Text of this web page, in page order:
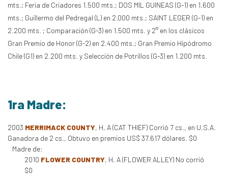
mts.; Feria de Criadores 1.500 mts.; DOS MIL GUINEAS (G-1) en 1.600
mts.; Guillermo del Pedregal (L) en 2.000 mts.; SAINT LEGER (G-1) en
2.200 mts. ; Comparación (G-3) en 1.500 mts. y 2° en los clásicos
Gran Premio de Honor (G-2) en 2.400 mts.; Gran Premio Hipódromo
Chile (G1) en 2.200 mts. y Selección de Potrillos (G-3) en 1.200 mts.
1ra Madre:
2003 MERRIMACK COUNTY, H, A (CAT THIEF) Corrió 7 cs., en U.S.A.
Ganadora de 2 cs., Obtuvo en premios US$ 37.617 dólares. $0
Madre de:
2010 FLOWER COUNTRY, H, A (FLOWER ALLEY) No corrió
$0